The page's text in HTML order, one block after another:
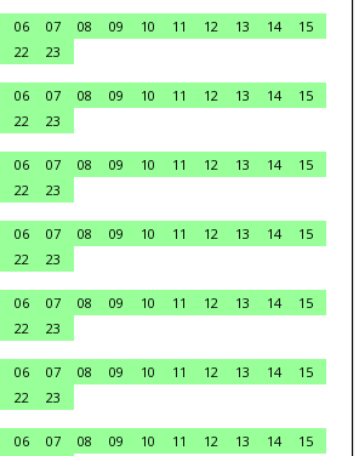
06 07 08 09 10 11 12 13 14
15
22
23
06 07 08 09 10 11 12 13 14
15
22
23
06 07 08 09 10 11 12 13 14
15
22
23
06 07 08 09 10 11 12 13 14
15
22
23
06 07 08 09 10 11 12 13 14
15
22
23
06 07 08 09 10 11 12 13 14
15
22
23
06 07 08 09 10 11 12 13 14
15